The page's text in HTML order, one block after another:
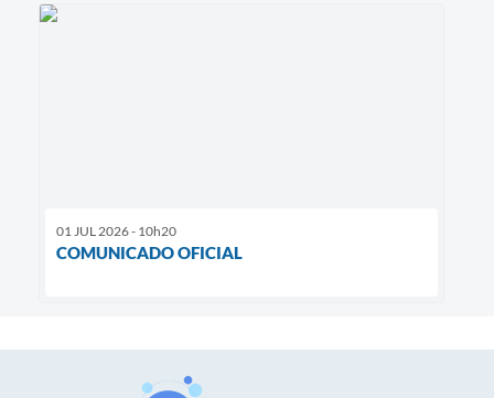
01 JUL 2026 - 10h20
COMUNICADO OFICIAL